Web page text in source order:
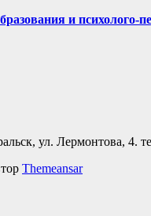
и
ул. Лермонтова, 4.
Themeansar